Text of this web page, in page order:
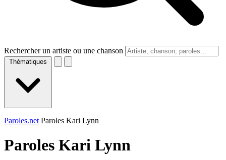
Rechercher un artiste ou une chanson
Thématiques
Paroles.net Paroles Kari Lynn
Paroles Kari Lynn